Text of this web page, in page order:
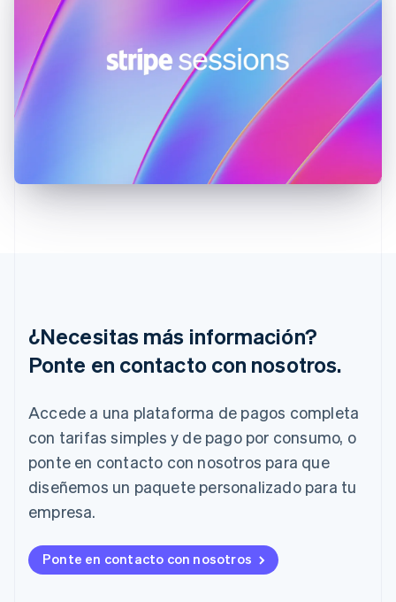
¿Necesitas más información?
Ponte en contacto con nosotros.
Accede a una plataforma de pagos completa
con tarifas simples y de pago por consumo, o
ponte en contacto con nosotros para que
diseñemos un paquete personalizado para tu
empresa.
Ponte en contacto con nosotros
Estonia
English
Svenska
Italiano English
Japón
日本語 English
Liechtenstein
DeutschEnglish
English
Luxemburgo
Malasia
Malta
English